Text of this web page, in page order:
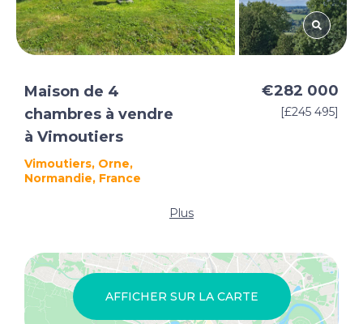
Maison de 4
chambres à vendre
à Vimoutiers
Vimoutiers, Orne,
Normandie, France
€282 000
[£245 495]
Plus
AFFICHER SUR LA CARTE